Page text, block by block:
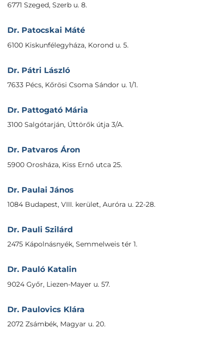
6771 Szeged, Szerb u. 8.
Dr. Patocskai Máté
6100 Kiskunfélegyháza, Korond u. 5.
Dr. Pátri László
7633 Pécs, Kőrösi Csoma Sándor u. 1/1.
Dr. Pattogató Mária
3100 Salgótarján, Úttörők útja 3/A.
Dr. Patvaros Áron
5900 Orosháza, Kiss Ernő utca 25.
Dr. Paulai János
1084 Budapest, VIII. kerület, Auróra u. 22-28.
Dr. Pauli Szilárd
2475 Kápolnásnyék, Semmelweis tér 1.
Dr. Pauló Katalin
9024 Győr, Liezen-Mayer u. 57.
Dr. Paulovics Klára
2072 Zsámbék, Magyar u. 20.